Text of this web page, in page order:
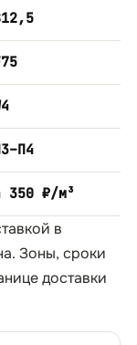
350 ₽/м³
в
. Зоны, сроки
доставки